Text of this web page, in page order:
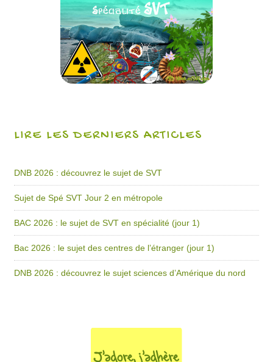
LIRE LES DERNIERS ARTICLES
DNB 2026 : découvrez le sujet de SVT
Sujet de Spé SVT Jour 2 en métropole
BAC 2026 : le sujet de SVT en spécialité (jour 1)
Bac 2026 : le sujet des centres de l’étranger (jour 1)
DNB 2026 : découvrez le sujet sciences d’Amérique du nord